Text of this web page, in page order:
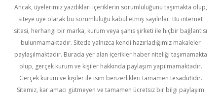
Ancak, üyelerimiz yazdıkları içeriklerin sorumluluğunu taşımakta olup,
siteye üye olarak bu sorumluluğu kabul etmiş sayılırlar. Bu internet
sitesi, herhangi bir marka, kurum veya şahıs şirketi ile hiçbir bağlantısı
bulunmamaktadır. Sitede yalnızca kendi hazırladığımız makaleler
paylaşılmaktadır. Burada yer alan içerikler haber niteliği taşımamakta
olup, gerçek kurum ve kişiler hakkında paylaşım yapılmamaktadır.
Gerçek kurum ve kişiler ile isim benzerlikleri tamamen tesadüfidir.
Sitemiz, kar amacı gütmeyen ve tamamen ücretsiz bir bilgi paylaşım